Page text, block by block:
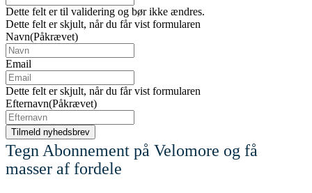
Dette felt er til validering og bør ikke ændres.
Dette felt er skjult, når du får vist formularen
Navn(Påkrævet)
Email
Dette felt er skjult, når du får vist formularen
Efternavn(Påkrævet)
Tegn Abonnement på Velomore og få
masser af fordele